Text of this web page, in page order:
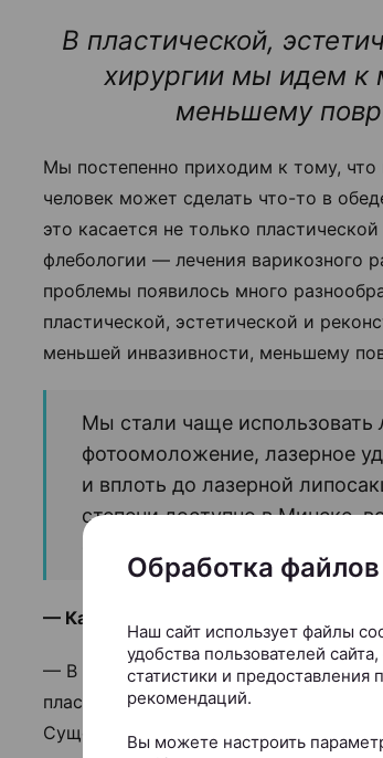
В пластической,
хирургии мы идем к
меньшему
Мы постепенно приходим к тому, что
человек может сделать что-то в
это касается не только
флебологии — лечения варикозного
проблемы появилось много
пластической, эстетической и
меньшей инвазивности, меньшему
Мы стали чаще использовать
фотоомоложение, лазерное
и вплоть до лазерной
степени доступно в Минске,
— Какие операции относительно
— В последние десять лет
пластики (в большей степени
Существуют эстетические
Обработка
Наш сайт использует файлы
удобства пользователей
статистики и предоставления
рекомендаций.
Вы можете настроить